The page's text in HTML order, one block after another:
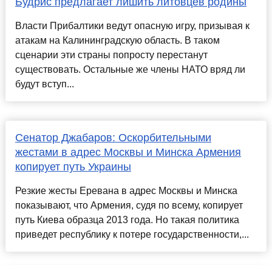
Власти Прибалтики ведут опасную игру, призывая к
атакам на Калининградскую область. В таком
сценарии эти страны попросту перестанут
существовать. Остальные же члены НАТО вряд ли
будут вступ...
Сенатор Джабаров: Оскорбительными
жестами в адрес Москвы и Минска Армения
копирует путь Украины
Резкие жесты Еревана в адрес Москвы и Минска
показывают, что Армения, судя по всему, копирует
путь Киева образца 2013 года. Но такая политика
приведет республику к потере государственности,...